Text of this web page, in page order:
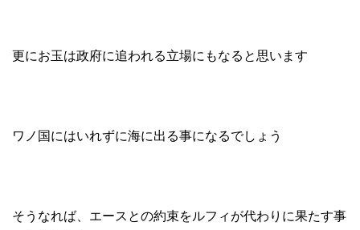
更にお玉は政府に追われる立場にもなると思います
ワノ国にはいれずに海に出る事になるでしょう
そうなれば、エースとの約束をルフィが代わりに果たす事